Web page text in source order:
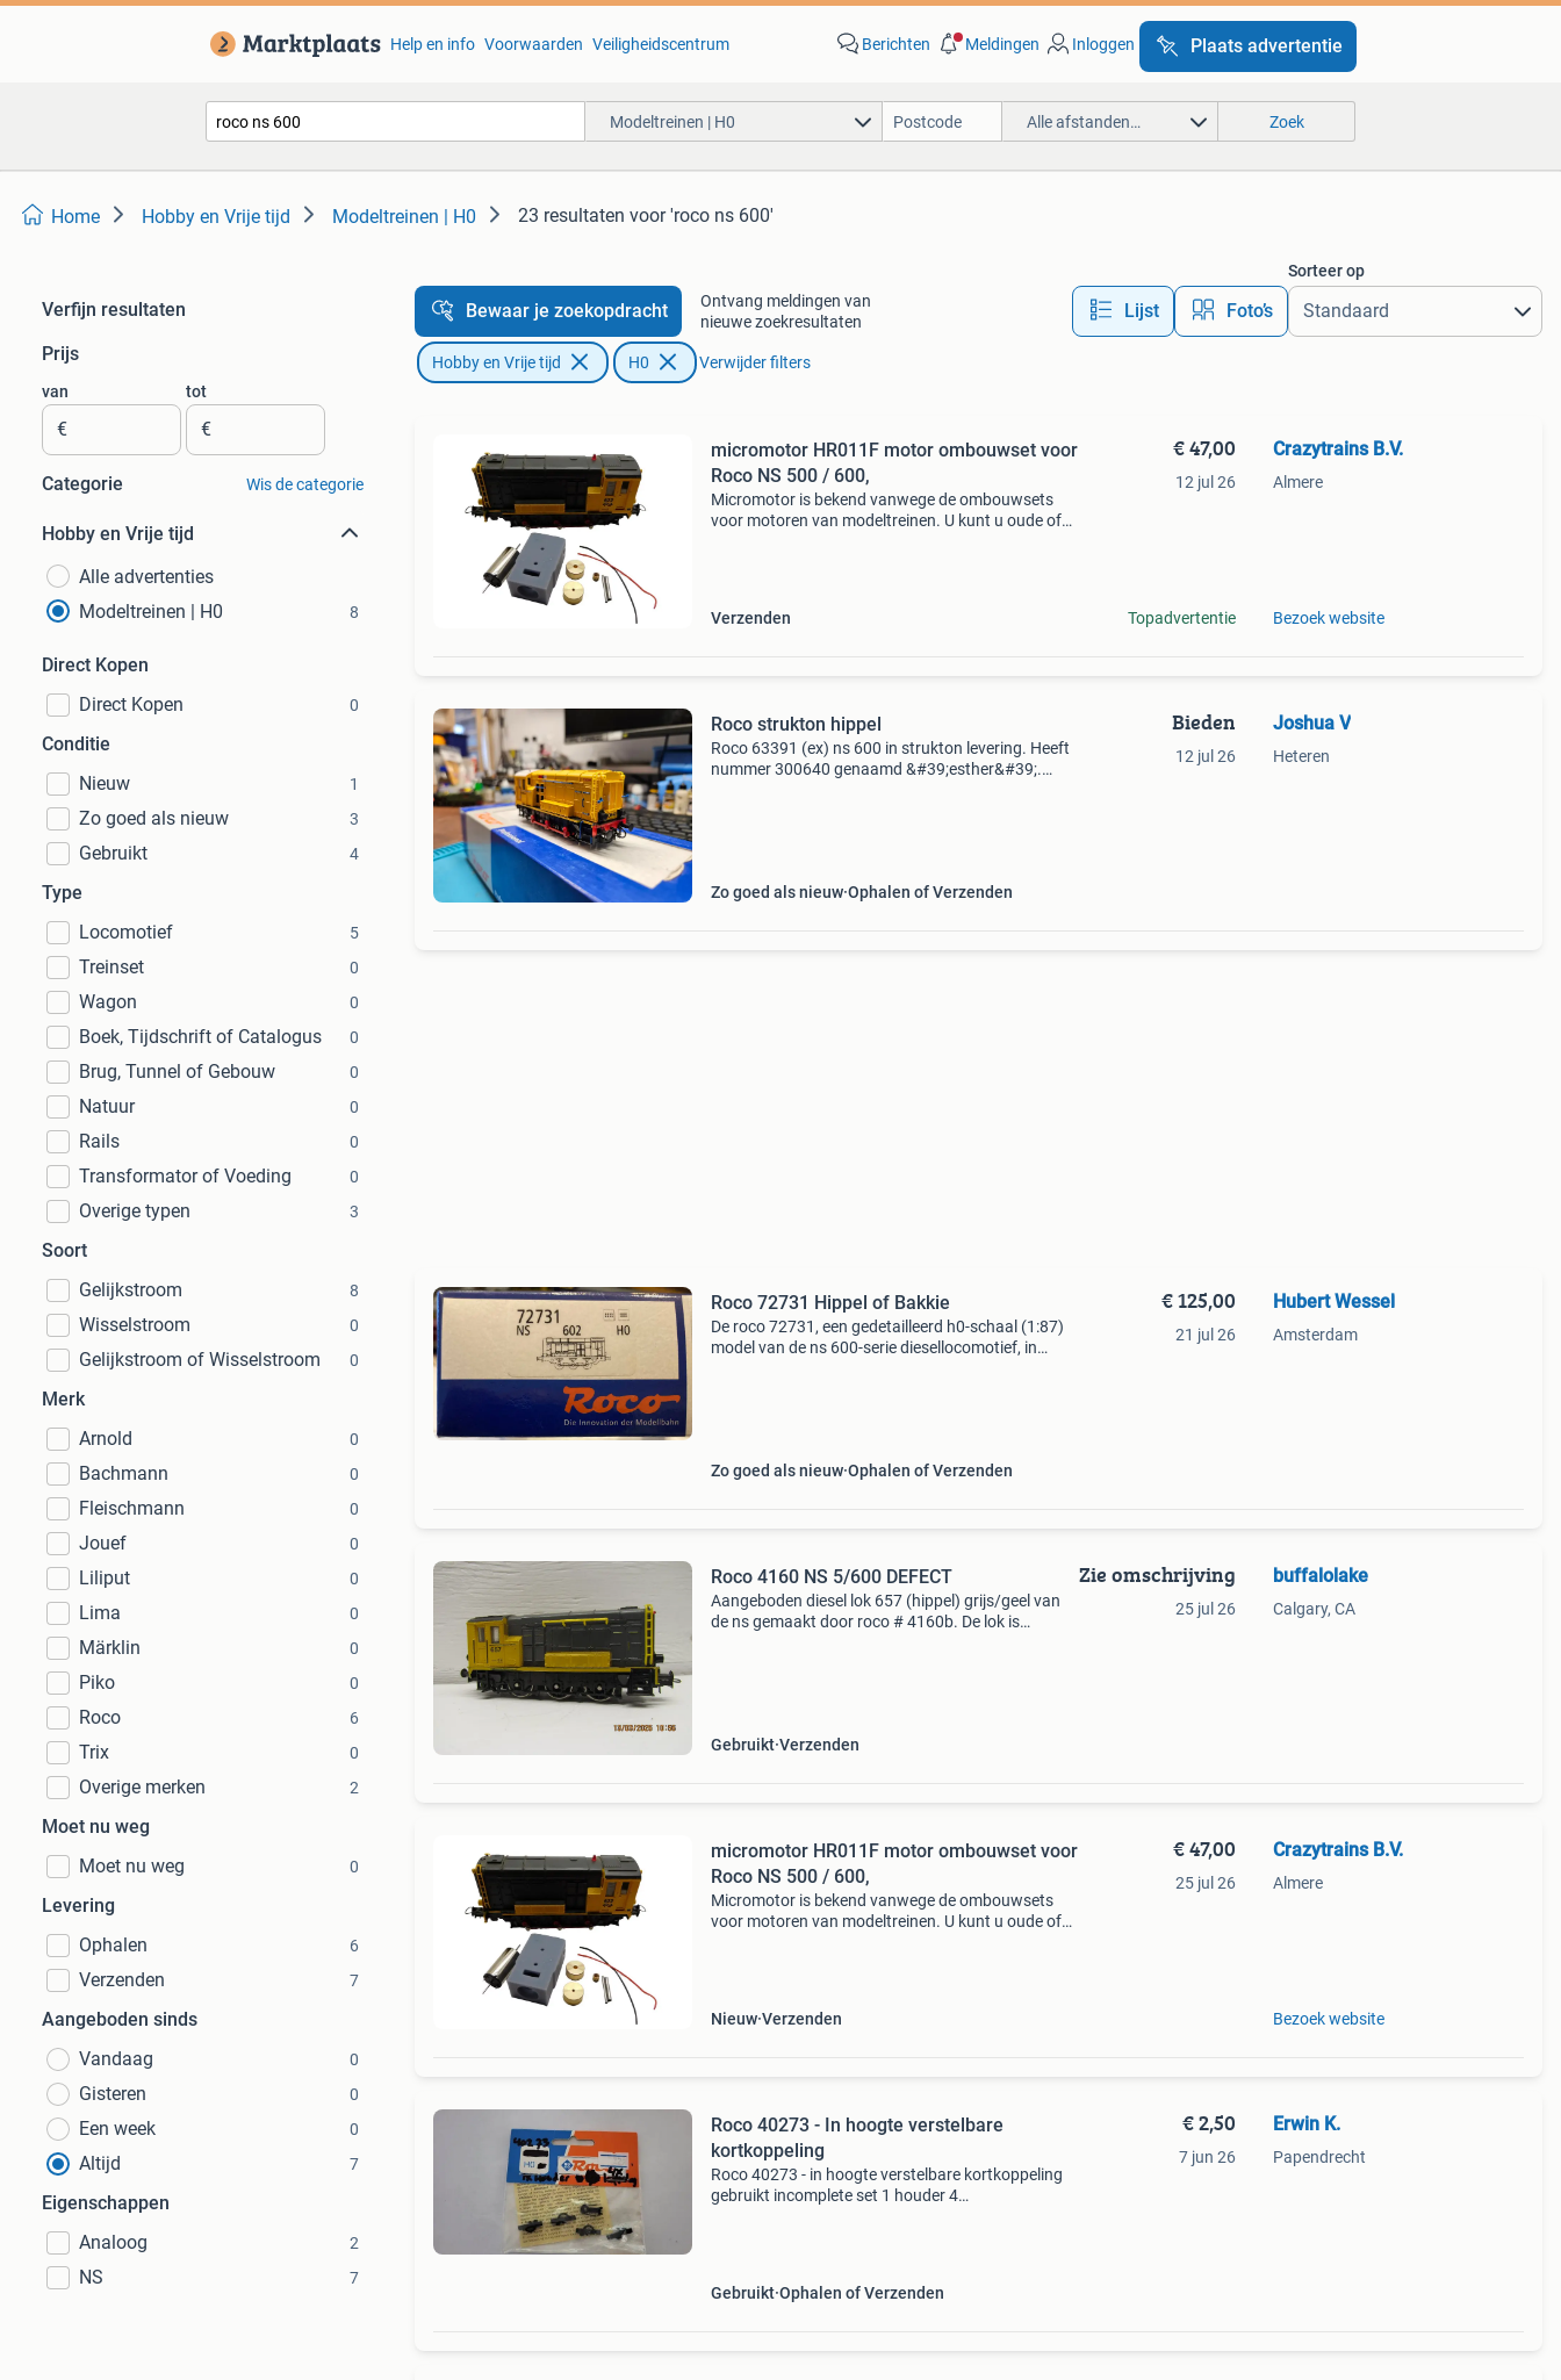
Help en info Voorwaarden Veiligheidscentrum Berichten Meldingen Inloggen Plaats advertentie
Modeltreinen | H0 Alle afstanden… Zoek
Home Hobby en Vrije tijd Modeltreinen | H0 23 resultaten voor 'roco ns 600'
Verfijn resultaten
Prijs
van
€
tot
€
Categorie Wis de categorie
Hobby en Vrije tijd
Alle advertenties
Modeltreinen | H0
8
Direct Kopen
Direct Kopen
0
Conditie
Nieuw
1
Zo goed als nieuw 3
Gebruikt 4
Type
Locomotief
5
Treinset 0
Wagon 0
Boek, Tijdschrift of Catalogus 0
Brug, Tunnel of Gebouw 0
Natuur 0
Rails 0
Transformator of Voeding 0
Overige typen 3
Soort
Gelijkstroom
8
Wisselstroom 0
Gelijkstroom of Wisselstroom 0
Merk
Arnold
0
Bachmann 0
Fleischmann 0
Jouef 0
Liliput 0
Lima 0
Märklin 0
Piko 0
Roco 6
Trix 0
Overige merken 2
Moet nu weg
Moet nu weg
0
Levering
Ophalen
6
Verzenden 7
Aangeboden sinds
Vandaag
0
Gisteren 0
Een week 0
Altijd 7
Eigenschappen
Analoog
2
NS 7
Bewaar je zoekopdracht
Ontvang meldingen van
nieuwe zoekresultaten
Lijst Foto’s
Sorteer op
Hobby en Vrije tijd H0 Verwijder filters
micromotor HR011F motor ombouwset voor
Roco NS 500 / 600,
Micromotor is bekend vanwege de ombouwsets
voor motoren van modeltreinen. U kunt u oude of
Verzenden
€ 47,00
12 jul 26
Topadvertentie
Crazytrains B.V.
Almere
Bezoek website
Roco strukton hippel
Roco 63391 (ex) ns 600 in strukton levering. Heeft
nummer 300640 genaamd &#39;esther&#39;.
Zo goed als nieuw Ophalen of Verzenden
Bieden
12 jul 26
Joshua V
Heteren
Roco 72731 Hippel of Bakkie
De roco 72731, een gedetailleerd h0-schaal (1:87)
model van de ns 600-serie diesellocomotief, in
Zo goed als nieuw Ophalen of Verzenden
€ 125,00
21 jul 26
Hubert Wessel
Amsterdam
Roco 4160 NS 5/600 DEFECT
Aangeboden diesel lok 657 (hippel) grijs/geel van
de ns gemaakt door roco # 4160b. De lok is
Gebruikt Verzenden
Zie omschrijving
25 jul 26
buffalolake
Calgary, CA
micromotor HR011F motor ombouwset voor
Roco NS 500 / 600,
Micromotor is bekend vanwege de ombouwsets
voor motoren van modeltreinen. U kunt u oude of
Nieuw Verzenden
€ 47,00
25 jul 26
Crazytrains B.V.
Almere
Bezoek website
Roco 40273 - In hoogte verstelbare
kortkoppeling
Roco 40273 - in hoogte verstelbare kortkoppeling
gebruikt incomplete set 1 houder 4
Gebruikt Ophalen of Verzenden
€ 2,50
7 jun 26
Erwin K.
Papendrecht